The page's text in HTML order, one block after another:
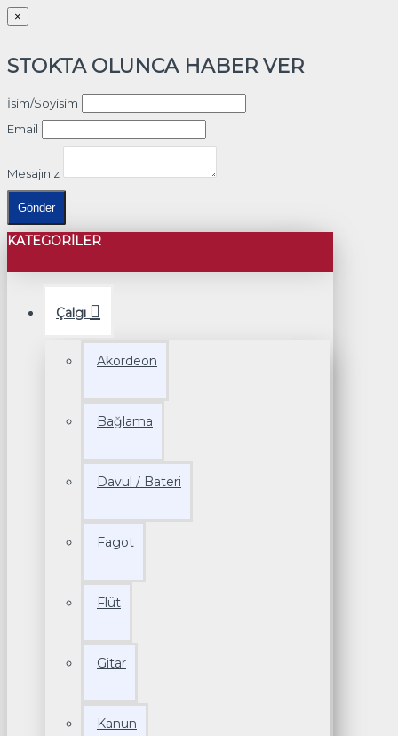
×
STOKTA OLUNCA HABER VER
İsim/Soyisim
Email
Mesajınız
Gönder
KATEGORILER
Çalgı
Akordeon
Bağlama
Davul / Bateri
Fagot
Flüt
Gitar
Kanun